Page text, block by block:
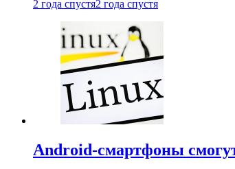
2 года спустя2 года спустя
Android-смартфоны